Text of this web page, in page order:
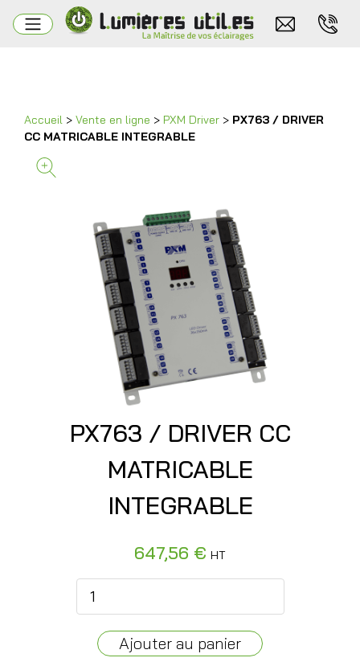
Accueil > Vente en ligne > PXM Driver > PX763 / DRIVER
CC MATRICABLE INTEGRABLE
PX763 / DRIVER CC
MATRICABLE
INTEGRABLE
647,56 € HT
DRIVER CC
MATRICABLE
INTEGRABLE
Ajouter au panier